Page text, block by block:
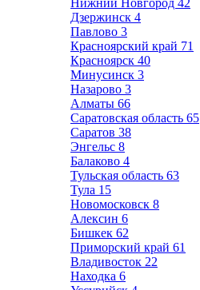
Нижний Новгород 42
Дзержинск 4
Павлово 3
Красноярский край 71
Красноярск 40
Минусинск 3
Назарово 3
Алматы 66
Саратовская область 65
Саратов 38
Энгельс 8
Балаково 4
Тульская область 63
Тула 15
Новомосковск 8
Алексин 6
Бишкек 62
Приморский край 61
Владивосток 22
Находка 6